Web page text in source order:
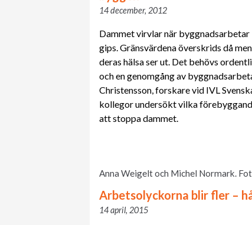
14 december, 2012
Dammet virvlar när
gips. Gränsvärdena överskrids då
deras hälsa ser ut. Det behövs
och en genomgång av
Christensson, forskare vid IVL
kollegor undersökt vilka
att stoppa dammet.
Anna Weigelt och Michel Normark.
Arbetsolyckorna blir fler –
14 april, 2015